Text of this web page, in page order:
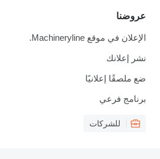
عروضنا
الإعلان في موقع Machineryline.
نشر إعلانك
ضع ملصقًا إعلانيًا
برنامج فرعي
للشركات